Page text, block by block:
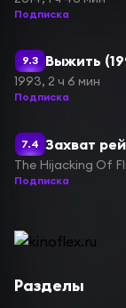
Подписка
9.3 Выжить
1993, 2 ч 6 мин
Подписка
7.4 Захват
The Hijacking Of
Подписка
Разделы